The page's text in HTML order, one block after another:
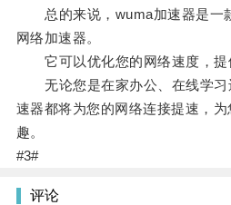
总的来说，wuma加速器是一
网络加速器。
它可以优化您的网络速度，提
无论您是在家办公、在线学习
速器都将为您的网络连接提速，
趣。
#3#
评论